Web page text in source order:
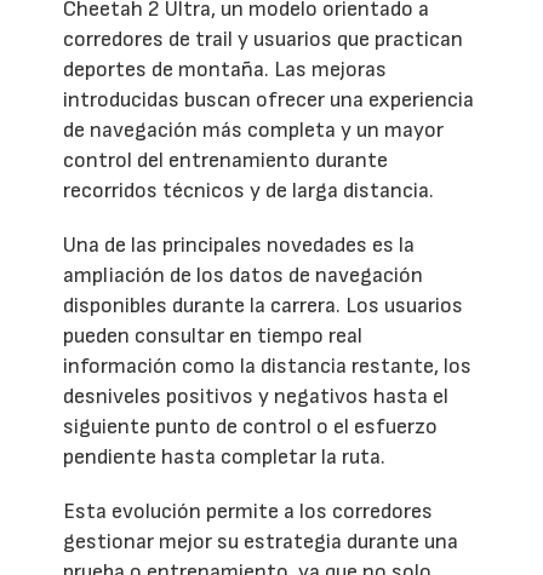
Cheetah 2 Ultra, un modelo orientado a
corredores de trail y usuarios que practican
deportes de montaña. Las mejoras
introducidas buscan ofrecer una experiencia
de navegación más completa y un mayor
control del entrenamiento durante
recorridos técnicos y de larga distancia.
Una de las principales novedades es la
ampliación de los datos de navegación
disponibles durante la carrera. Los usuarios
pueden consultar en tiempo real
información como la distancia restante, los
desniveles positivos y negativos hasta el
siguiente punto de control o el esfuerzo
pendiente hasta completar la ruta.
Esta evolución permite a los corredores
gestionar mejor su estrategia durante una